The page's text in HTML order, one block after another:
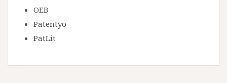
OEB
Patentyo
PatLit